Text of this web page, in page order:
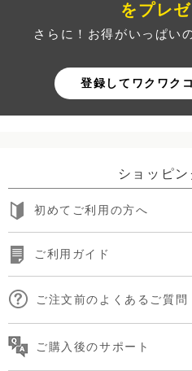
をプレゼ
さらに！お得がいっぱい
登録してワクワク
ショッピ
初めてご利用の方へ
ご利用ガイド
ご注文前のよくあるご質問
ご購入後のサポート